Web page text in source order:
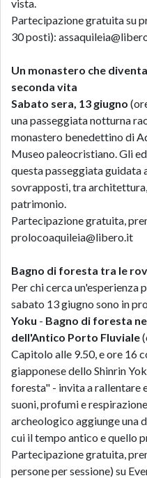
vista.
Partecipazione gratuita su
30 posti):
Un monastero che
seconda vita
Sabato sera, 13 giugno
una passeggiata notturna
monastero benedettino di
Museo paleocristiano. Gli
questa passeggiata guidata
sovrapposti, tra
patrimonio.
Partecipazione gratuita,
prolocoaquileia@libero.it
Bagno di foresta tra le
Per chi cerca un'esperienza
sabato 13 giugno sono in
Yoku - Bagno di foresta
dell'Antico Porto Fluviale
Capitolo alle 9.50, e ore 16
giapponese dello Shinrin
foresta" - invita a rallentare
suoni, profumi e
archeologico aggiunge una
cui il tempo antico e quello
Partecipazione gratuita,
persone per sessione) su